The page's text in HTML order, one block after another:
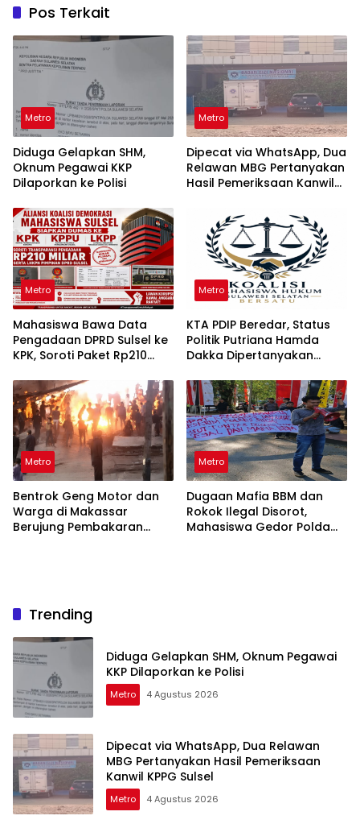
Pos Terkait
Metro
Diduga Gelapkan SHM,
Oknum Pegawai KKP
Dilaporkan ke Polisi
Metro
Dipecat via WhatsApp, Dua
Relawan MBG Pertanyakan
Hasil Pemeriksaan Kanwil
Metro
Mahasiswa Bawa Data
Pengadaan DPRD Sulsel ke
KPK, Soroti Paket Rp210
Metro
KTA PDIP Beredar, Status
Politik Putriana Hamda
Dakka Dipertanyakan
Metro
Bentrok Geng Motor dan
Warga di Makassar
Berujung Pembakaran
Metro
Dugaan Mafia BBM dan
Rokok Ilegal Disorot,
Mahasiswa Gedor Polda
Trending
Diduga Gelapkan SHM, Oknum Pegawai
KKP Dilaporkan ke Polisi
Metro 4 Agustus 2026
Dipecat via WhatsApp, Dua Relawan
MBG Pertanyakan Hasil Pemeriksaan
Kanwil KPPG Sulsel
Metro 4 Agustus 2026